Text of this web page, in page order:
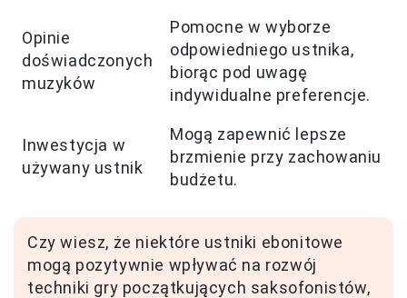
Opinie
doświadczonych
muzyków
Pomocne w wyborze
odpowiedniego ustnika,
biorąc pod uwagę
indywidualne preferencje.
Inwestycja w
używany ustnik
Mogą zapewnić lepsze
brzmienie przy zachowaniu
budżetu.
Czy wiesz, że niektóre ustniki ebonitowe
mogą pozytywnie wpływać na rozwój
techniki gry początkujących saksofonistów,